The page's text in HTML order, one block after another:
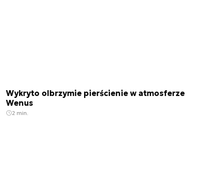
Wykryto olbrzymie pierścienie w atmosferze
Wenus
2 min.